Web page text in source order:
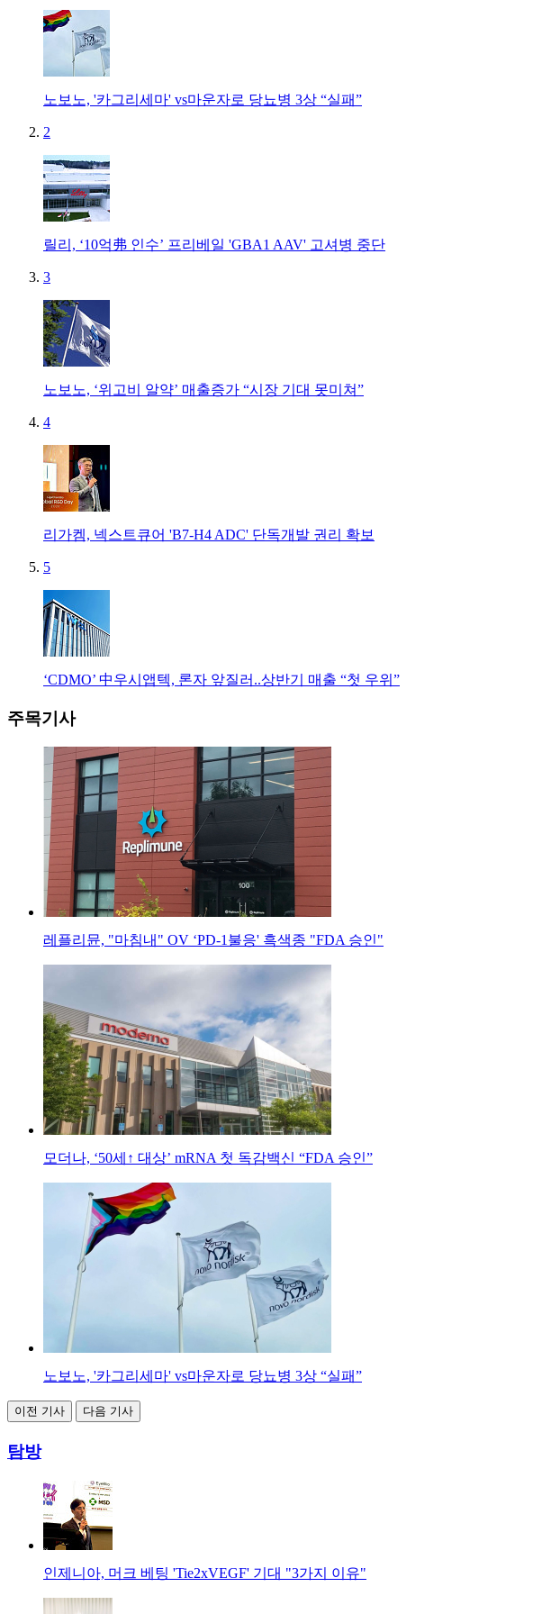
노보노, '카그리세마' vs마운자로 당뇨병 3상 “실패”
2
릴리, ‘10억弗 인수’ 프리베일 'GBA1 AAV' 고셔병 중단
3
노보노, ‘위고비 알약’ 매출증가 “시장 기대 못미쳐”
4
리가켐, 넥스트큐어 'B7-H4 ADC' 단독개발 권리 확보
5
‘CDMO’ 中우시앱텍, 론자 앞질러..상반기 매출 “첫 우위”
주목기사
레플리뮨, "마침내" OV ‘PD-1불응' 흑색종 "FDA 승인"
모더나, ‘50세↑ 대상’ mRNA 첫 독감백신 “FDA 승인”
노보노, '카그리세마' vs마운자로 당뇨병 3상 “실패”
이전 기사 다음 기사
탐방
인제니아, 머크 베팅 'Tie2xVEGF' 기대 "3가지 이유"